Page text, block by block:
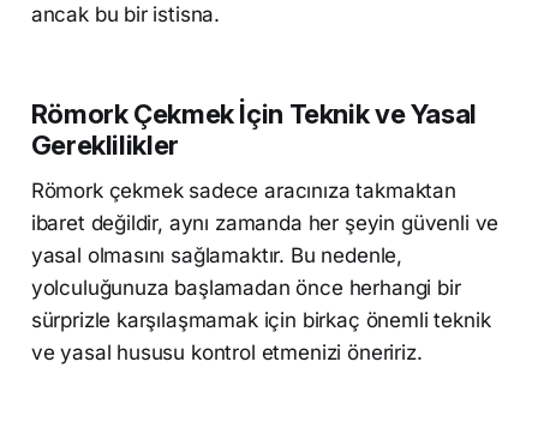
ancak bu bir istisna.
Römork Çekmek İçin Teknik ve Yasal
Gereklilikler
Römork çekmek sadece aracınıza takmaktan
ibaret değildir, aynı zamanda her şeyin güvenli ve
yasal olmasını sağlamaktır. Bu nedenle,
yolculuğunuza başlamadan önce herhangi bir
sürprizle karşılaşmamak için birkaç önemli teknik
ve yasal hususu kontrol etmenizi öneririz.